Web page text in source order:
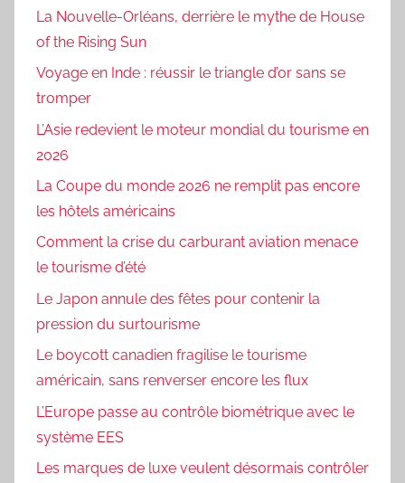
La Nouvelle-Orléans, derrière le mythe de House
of the Rising Sun
Voyage en Inde : réussir le triangle d’or sans se
tromper
L’Asie redevient le moteur mondial du tourisme en
2026
La Coupe du monde 2026 ne remplit pas encore
les hôtels américains
Comment la crise du carburant aviation menace
le tourisme d’été
Le Japon annule des fêtes pour contenir la
pression du surtourisme
Le boycott canadien fragilise le tourisme
américain, sans renverser encore les flux
L’Europe passe au contrôle biométrique avec le
système EES
Les marques de luxe veulent désormais contrôler